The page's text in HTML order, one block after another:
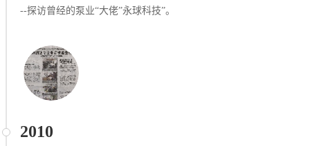
--探访曾经的泵业“大佬”永球科技”。
2010